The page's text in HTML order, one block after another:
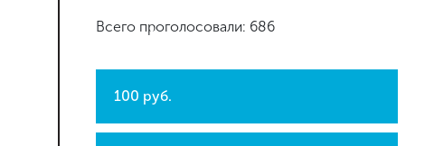
Всего проголосовали: 686
100 руб.